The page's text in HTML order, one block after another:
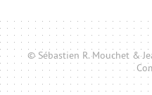
© Sébastien R. Mouchet &